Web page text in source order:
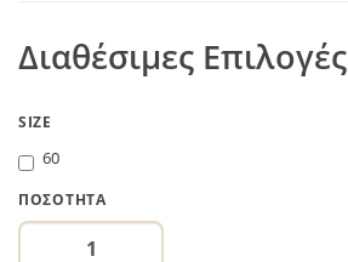
Διαθέσιμες Επιλογές
SIZE
60
ΠΟΣΌΤΗΤΑ